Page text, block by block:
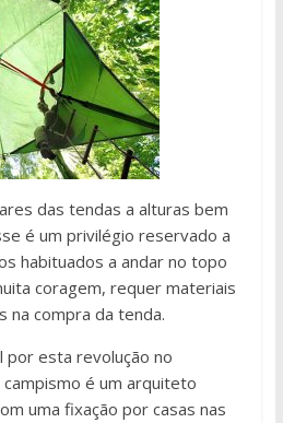
das tendas a alturas bem
é um privilégio reservado a
habituados a andar no topo
coragem, requer materiais
na compra da tenda.
por esta revolução no
é um arquiteto
uma fixação por casas nas